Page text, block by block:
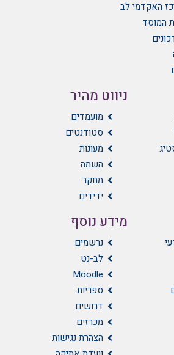
האקדמי לב
המוסד
ניווט מהיר
מועמדים
סטודנטים
מעונות
השמה
מחקר
ידידים
מידע נוסף
נרשמים
לב-נט
Moodle
ספריות
דרושים
מכרזים
הצהרת נגישות